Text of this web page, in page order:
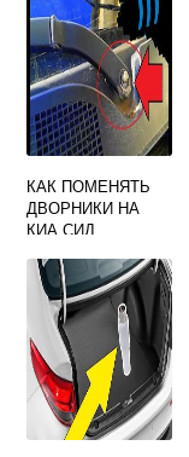
КАК ПОМЕНЯТЬ
ДВОРНИКИ НА
КИА СИД